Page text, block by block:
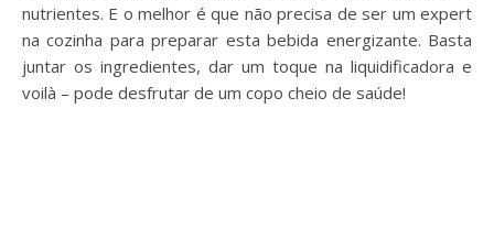
nutrientes. E o melhor é que não precisa de ser um expert
na cozinha para preparar esta bebida energizante. Basta
juntar os ingredientes, dar um toque na liquidificadora e
voilà – pode desfrutar de um copo cheio de saúde!